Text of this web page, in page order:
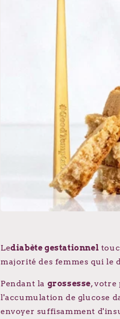
Lediabète gestationnel
majorité des femmes qui le
Pendant la grossesse, votre
l'accumulation de glucose
envoyer suffisamment